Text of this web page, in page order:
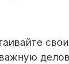
важную